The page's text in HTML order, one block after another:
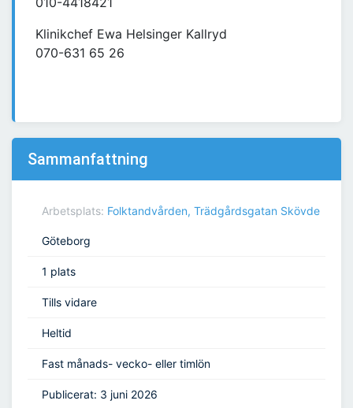
Klinikchef Ewa Helsinger Kallryd
070-631 65 26
Sammanfattning
Arbetsplats: Folktandvården, Trädgårdsgatan Skövde
Göteborg
1 plats
Tills vidare
Heltid
Fast månads- vecko- eller timlön
Publicerat: 3 juni 2026